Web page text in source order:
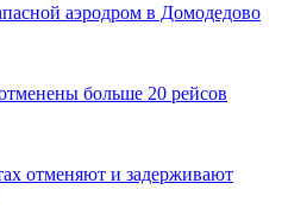
аэродром в Домодедово
больше 20 рейсов
отменяют и задерживают